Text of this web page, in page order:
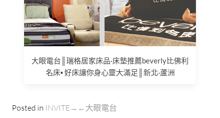
大眼電台║瑞格居家床品·床墊推薦beverly比佛利
名床▪ 好床讓你身心靈大滿足║新北·蘆洲
Posted in INVITE→←大眼電台